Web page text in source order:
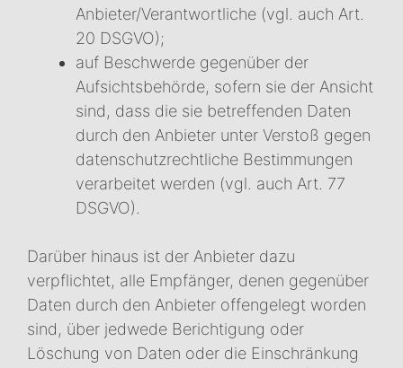
Anbieter/Verantwortliche (vgl. auch Art.
20 DSGVO);
auf Beschwerde gegenüber der
Aufsichtsbehörde, sofern sie der Ansicht
sind, dass die sie betreffenden Daten
durch den Anbieter unter Verstoß gegen
datenschutzrechtliche Bestimmungen
verarbeitet werden (vgl. auch Art. 77
DSGVO).
Darüber hinaus ist der Anbieter dazu
verpflichtet, alle Empfänger, denen gegenüber
Daten durch den Anbieter offengelegt worden
sind, über jedwede Berichtigung oder
Löschung von Daten oder die Einschränkung